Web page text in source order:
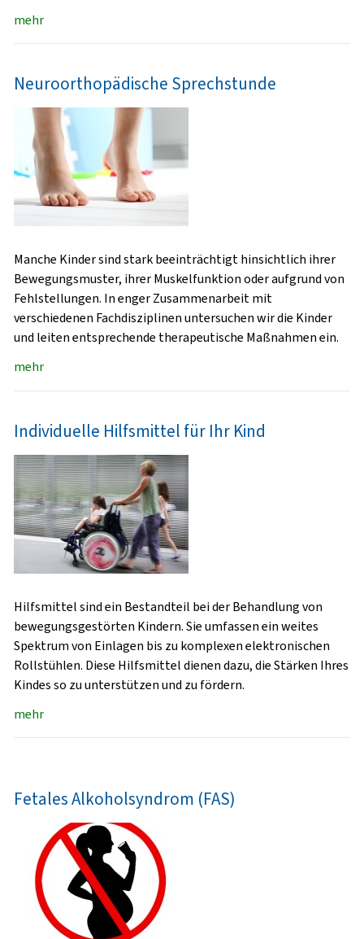
mehr
Neuroorthopädische Sprechstunde
Manche Kinder sind stark beeinträchtigt hinsichtlich ihrer
Bewegungsmuster, ihrer Muskelfunktion oder aufgrund von
Fehlstellungen. In enger Zusammenarbeit mit
verschiedenen Fachdisziplinen untersuchen wir die Kinder
und leiten entsprechende therapeutische Maßnahmen ein.
mehr
Individuelle Hilfsmittel für Ihr Kind
Hilfsmittel sind ein Bestandteil bei der Behandlung von
bewegungsgestörten Kindern. Sie umfassen ein weites
Spektrum von Einlagen bis zu komplexen elektronischen
Rollstühlen. Diese Hilfsmittel dienen dazu, die Stärken Ihres
Kindes so zu unterstützen und zu fördern.
mehr
Fetales Alkoholsyndrom (FAS)